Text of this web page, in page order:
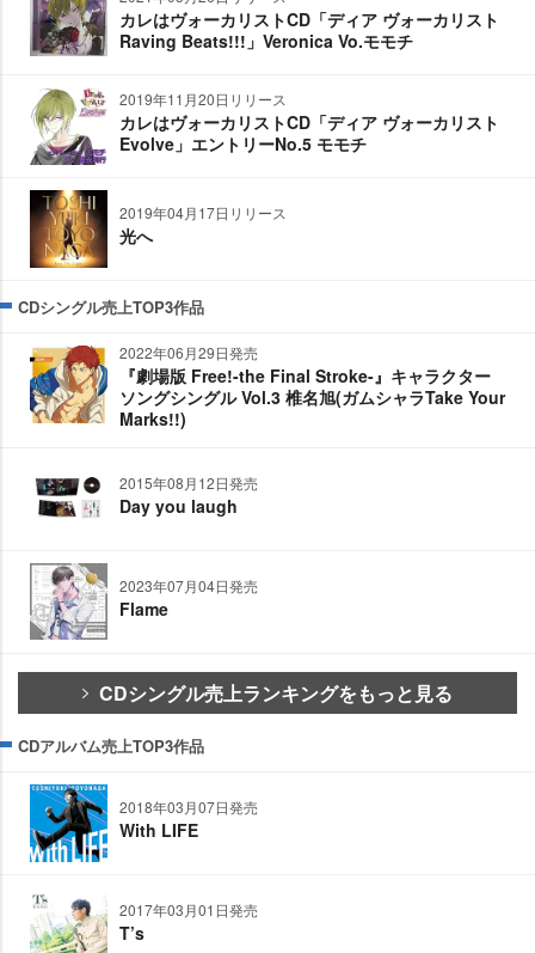
カレはヴォーカリストCD「ディア ヴォーカリスト
Raving Beats!!!」Veronica Vo.モモチ
2019年11月20日リリース
カレはヴォーカリストCD「ディア ヴォーカリスト
Evolve」エントリーNo.5 モモチ
2019年04月17日リリース
光へ
CDシングル売上TOP3作品
2022年06月29日発売
『劇場版 Free!-the Final Stroke-』キャラクター
ソングシングル Vol.3 椎名旭(ガムシャラTake Your
Marks!!)
2015年08月12日発売
Day you laugh
2023年07月04日発売
Flame
CDシングル売上ランキングをもっと見る
CDアルバム売上TOP3作品
2018年03月07日発売
With LIFE
2017年03月01日発売
T’s